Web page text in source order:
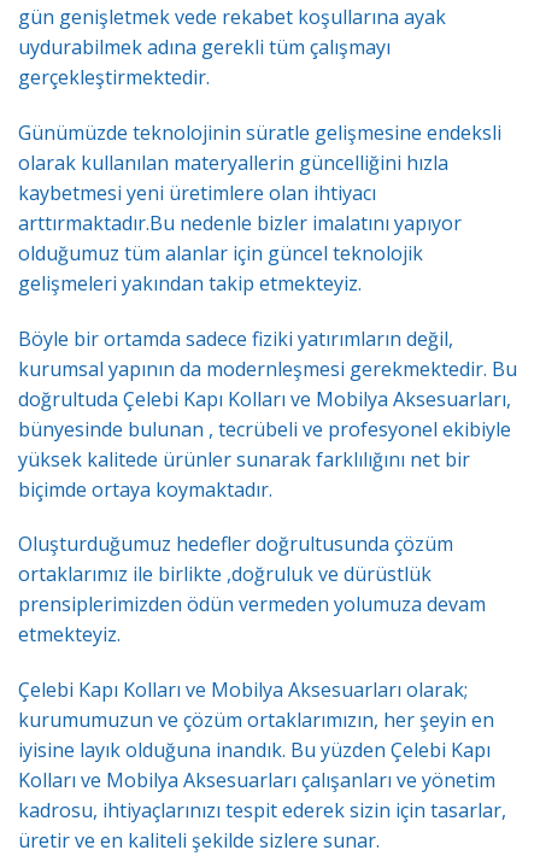
gün genişletmek vede rekabet koşullarına ayak
uydurabilmek adına gerekli tüm çalışmayı
gerçekleştirmektedir.
Günümüzde teknolojinin süratle gelişmesine endeksli
olarak kullanılan materyallerin güncelliğini hızla
kaybetmesi yeni üretimlere olan ihtiyacı
arttırmaktadır.Bu nedenle bizler imalatını yapıyor
olduğumuz tüm alanlar için güncel teknolojik
gelişmeleri yakından takip etmekteyiz.
Böyle bir ortamda sadece fiziki yatırımların değil,
kurumsal yapının da modernleşmesi gerekmektedir. Bu
doğrultuda Çelebi Kapı Kolları ve Mobilya Aksesuarları,
bünyesinde bulunan , tecrübeli ve profesyonel ekibiyle
yüksek kalitede ürünler sunarak farklılığını net bir
biçimde ortaya koymaktadır.
Oluşturduğumuz hedefler doğrultusunda çözüm
ortaklarımız ile birlikte ,doğruluk ve dürüstlük
prensiplerimizden ödün vermeden yolumuza devam
etmekteyiz.
Çelebi Kapı Kolları ve Mobilya Aksesuarları olarak;
kurumumuzun ve çözüm ortaklarımızın, her şeyin en
iyisine layık olduğuna inandık. Bu yüzden Çelebi Kapı
Kolları ve Mobilya Aksesuarları çalışanları ve yönetim
kadrosu, ihtiyaçlarınızı tespit ederek sizin için tasarlar,
üretir ve en kaliteli şekilde sizlere sunar.